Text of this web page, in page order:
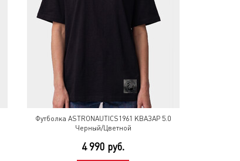
Футболка ASTRONAUTICS1961 КВАЗАР 5.0
Черный/Цветной
4 990 руб.